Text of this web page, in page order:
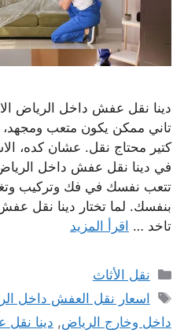
دينا نقل عفش داخل الرياض
تاني ممكن يكون متعب
كتير محتاج نقل. عشان كده،
في دينا نقل عفش داخل
تتعب نفسك في فك وتركيب
بنفسك. لما تختار دينا نقل
تاخد … اقرأ المزيد
التصنيفات
نقل الأثاث
الوسوم
اسعار نقل العفش داخل
داخل وخارج الرياض, دينا